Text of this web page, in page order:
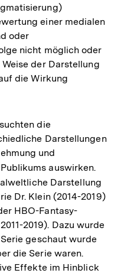
einer medialen
oder
nicht möglich oder
der Darstellung
die Wirkung
die
Darstellungen
und
auswirken.
der
Darstellung
Dr. Klein (2014-2019)
HBO-Fantasy-
2019). Dazu wurde
geschaut wurde
die Serie waren.
Effekte im Hinblick